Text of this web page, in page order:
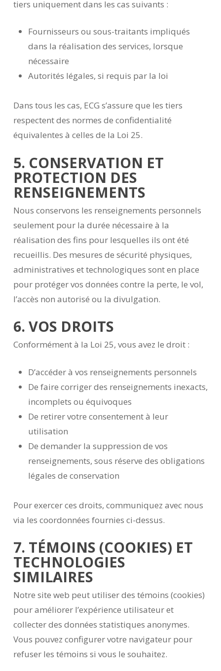
tiers uniquement dans les cas suivants :
Fournisseurs ou sous-traitants impliqués
dans la réalisation des services, lorsque
nécessaire
Autorités légales, si requis par la loi
Dans tous les cas, ECG s’assure que les tiers
respectent des normes de confidentialité
équivalentes à celles de la Loi 25.
5. CONSERVATION ET
PROTECTION DES
RENSEIGNEMENTS
Nous conservons les renseignements personnels
seulement pour la durée nécessaire à la
réalisation des fins pour lesquelles ils ont été
recueillis. Des mesures de sécurité physiques,
administratives et technologiques sont en place
pour protéger vos données contre la perte, le vol,
l’accès non autorisé ou la divulgation.
6. VOS DROITS
Conformément à la Loi 25, vous avez le droit :
D’accéder à vos renseignements personnels
De faire corriger des renseignements inexacts,
incomplets ou équivoques
De retirer votre consentement à leur
utilisation
De demander la suppression de vos
renseignements, sous réserve des obligations
légales de conservation
Pour exercer ces droits, communiquez avec nous
via les coordonnées fournies ci-dessus.
7. TÉMOINS (COOKIES) ET
TECHNOLOGIES
SIMILAIRES
Notre site web peut utiliser des témoins (cookies)
pour améliorer l’expérience utilisateur et
collecter des données statistiques anonymes.
Vous pouvez configurer votre navigateur pour
refuser les témoins si vous le souhaitez.